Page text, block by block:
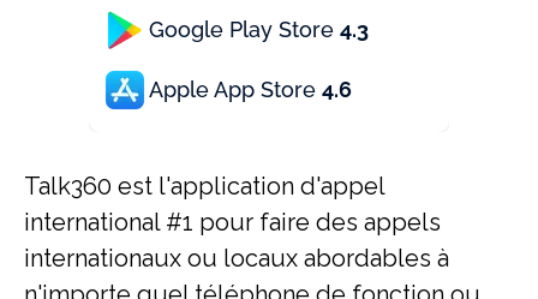
Google Play Store 4.3
Apple App Store 4.6
Talk360 est l'application d'appel
international #1 pour faire des appels
internationaux ou locaux abordables à